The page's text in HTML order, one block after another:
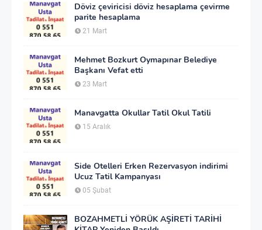
Döviz çeviricisi döviz hesaplama çevirme
parite hesaplama
21 Mart
Mehmet Bozkurt Oymapınar Belediye
Başkanı Vefat etti
23 Mart
Manavgatta Okullar Tatil Okul Tatili
15 Aralık
Side Otelleri Erken Rezervasyon indirimi
Ucuz Tatil Kampanyası
05 Şubat
BOZAHMETLİ YÖRÜK AŞİRETİ TARİHİ